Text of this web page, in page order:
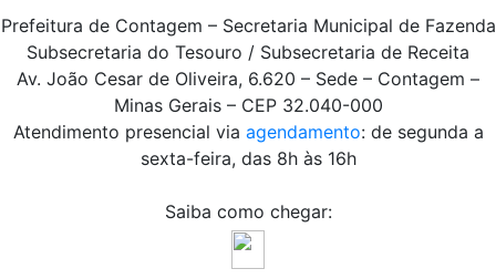
Prefeitura de Contagem – Secretaria Municipal de Fazenda
Subsecretaria do Tesouro / Subsecretaria de Receita
Av. João Cesar de Oliveira, 6.620 – Sede – Contagem –
Minas Gerais – CEP 32.040-000
Atendimento presencial via agendamento: de segunda a
sexta-feira, das 8h às 16h
Saiba como chegar: